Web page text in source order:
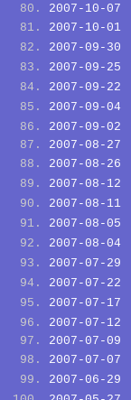
2007-10-07
2007-10-01
2007-09-30
2007-09-25
2007-09-22
2007-09-04
2007-09-02
2007-08-27
2007-08-26
2007-08-12
2007-08-11
2007-08-05
2007-08-04
2007-07-29
2007-07-22
2007-07-17
2007-07-12
2007-07-09
2007-07-07
2007-06-29